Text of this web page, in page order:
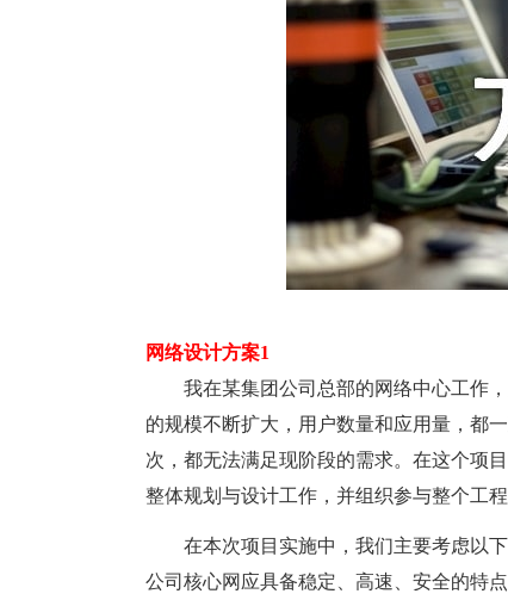
网络设计方案1
我在某集团公司总部的网络中心工作，
的规模不断扩大，用户数量和应用量，都
次，都无法满足现阶段的需求。在这个项
整体规划与设计工作，并组织参与整个工
在本次项目实施中，我们主要考虑以下
公司核心网应具备稳定、高速、安全的特